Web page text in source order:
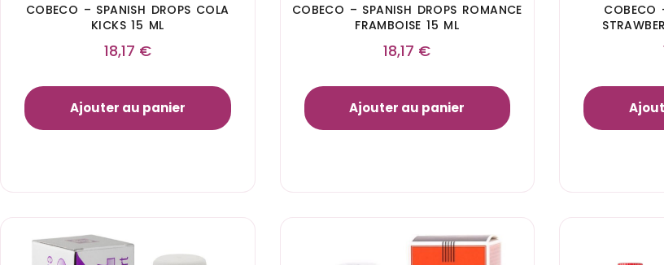
COBECO – SPANISH DROPS COLA
KICKS 15 ML
18,17 €
Ajouter au panier
COBECO – SPANISH DROPS ROMANCE
FRAMBOISE 15 ML
18,17 €
Ajouter au panier
COBECO